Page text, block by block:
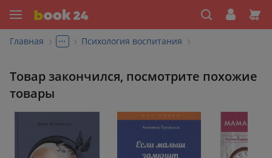
Главная ... Психология воспитания
Товар закончился, посмотрите похожие
товары